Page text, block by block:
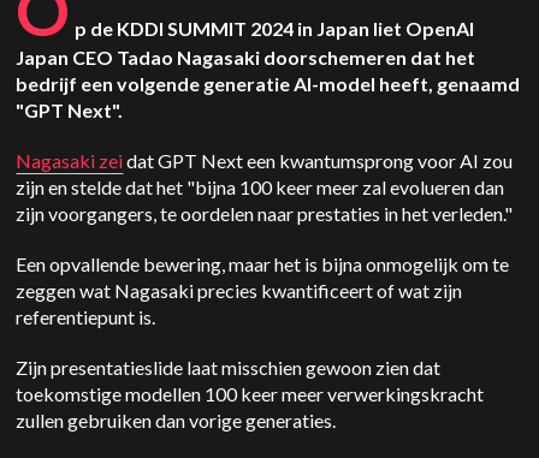
p de KDDI SUMMIT 2024 in Japan liet OpenAI
Japan CEO Tadao Nagasaki doorschemeren dat het
bedrijf een volgende generatie AI-model heeft, genaamd
"GPT Next".
Nagasaki zeidat GPT Next een kwantumsprong voor AI zou
zijn en stelde dat het "bijna 100 keer meer zal evolueren dan
zijn voorgangers, te oordelen naar prestaties in het verleden."
Een opvallende bewering, maar het is bijna onmogelijk om te
zeggen wat Nagasaki precies kwantificeert of wat zijn
referentiepunt is.
Zijn presentatieslide laat misschien gewoon zien dat
toekomstige modellen 100 keer meer verwerkingskracht
zullen gebruiken dan vorige generaties.